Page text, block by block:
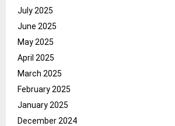
July 2025
June 2025
May 2025
April 2025
March 2025
February 2025
January 2025
December 2024